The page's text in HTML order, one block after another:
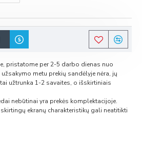
pristatome per 2-5 darbo dienas nuo
metu prekių sandėlyje nėra, jų
užtrunka 1-2 savaites, o išskirtiniais
nebūtinai yra prekės komplektacijoje.
ekranų charakteristikų gali neatitikti